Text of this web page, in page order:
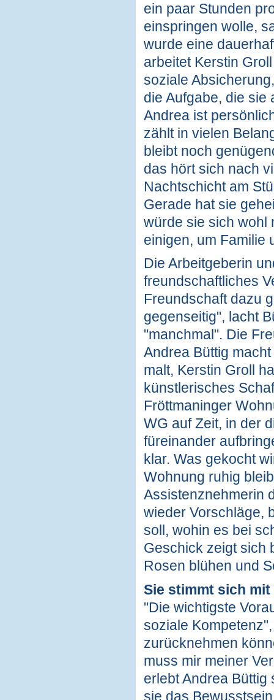
ein paar Stunden
einspringen wolle,
wurde eine
arbeitet Kerstin
soziale
die Aufgabe, die sie
Andrea ist
zählt in vielen
bleibt noch
das hört sich nach
Nachtschicht am
Gerade hat sie
würde sie sich wohl
einigen, um Familie
Die Arbeitgeberin
freundschaftliches
Freundschaft dazu
gegenseitig", lacht
"manchmal". Die
Andrea Büttig
malt, Kerstin Groll
künstlerisches
Fröttmaninger
WG auf Zeit, in der
füreinander
klar. Was gekocht
Wohnung ruhig
Assistenznehmerin
wieder Vorschläge,
soll, wohin es bei
Geschick zeigt sich
Rosen blühen und
Sie stimmt sich
"Die wichtigste
soziale
zurücknehmen
muss mir meiner
erlebt Andrea
sie das